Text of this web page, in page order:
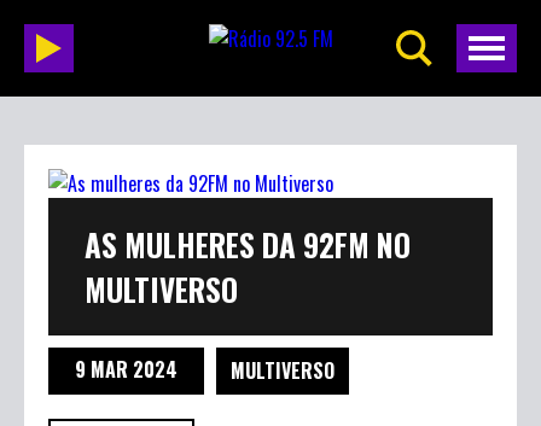
AS MULHERES DA 92FM NO
MULTIVERSO
9 MAR 2024 MULTIVERSO